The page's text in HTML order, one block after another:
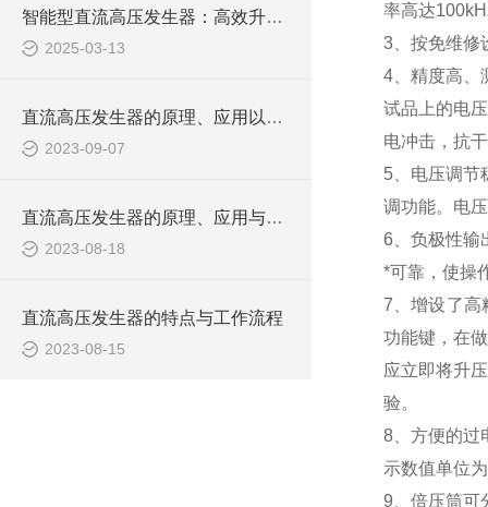
智能型直流高压发生器：高效升压，稳定输出，为您的高压测试提供坚实保障
2025-03-13
直流高压发生器的原理、应用以及在电力工程中的重要性
2023-09-07
直流高压发生器的原理、应用与安全操作
2023-08-18
直流高压发生器的特点与工作流程
2023-08-15
率高达
3、按免维修
4、精度高、
试品上的电
电冲击，抗
5、电压调节
调功能。电
6 、负极性
*可靠，使操
7 、增设了高
功能键，在
应立即将升
验。
8、方便的过
示数值单位为
9 、倍压筒